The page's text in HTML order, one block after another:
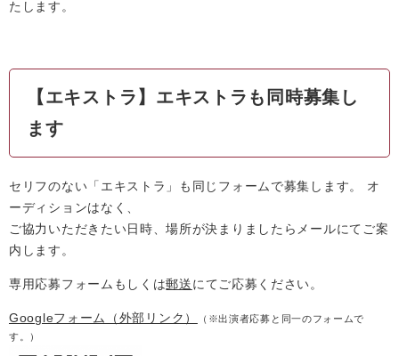
たします。
【エキストラ】エキストラも同時募集し
ます
セリフのない「エキストラ」も同じフォームで募集します。 オ
ーディションはなく、
ご協力いただきたい日時、場所が決まりましたらメールにてご案
内します。
専用応募フォームもしくは郵送にてご応募ください。
Googleフォーム （外部リンク）
（※出演者応募と同一のフォームで
す。）